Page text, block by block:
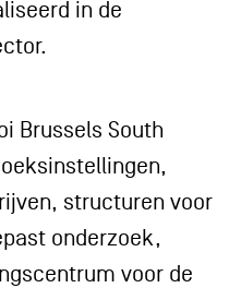
in de
Brussels South
structuren voor
onderzoek,
voor de